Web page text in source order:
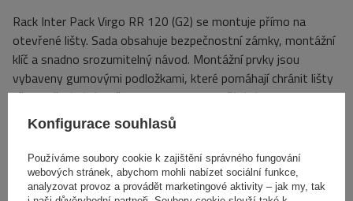
Rack Inter Pack Virgo RR 120 (G2) se montuje přímo na
otevřené lišty. Sada obsahuje bezpečnostní zámky, montážní
klíč a snadno srozumitelný návod. Montážní prvky jsou
vybaveny gumovými podložkami, které pomáhají chránit lišty
před poškrábáním během instalace a používání.
Specifikace
Konfigurace souhlasů
Používáme soubory cookie k zajištění správného fungování
webových stránek, abychom mohli nabízet sociální funkce,
analyzovat provoz a provádět marketingové aktivity – jak my, tak